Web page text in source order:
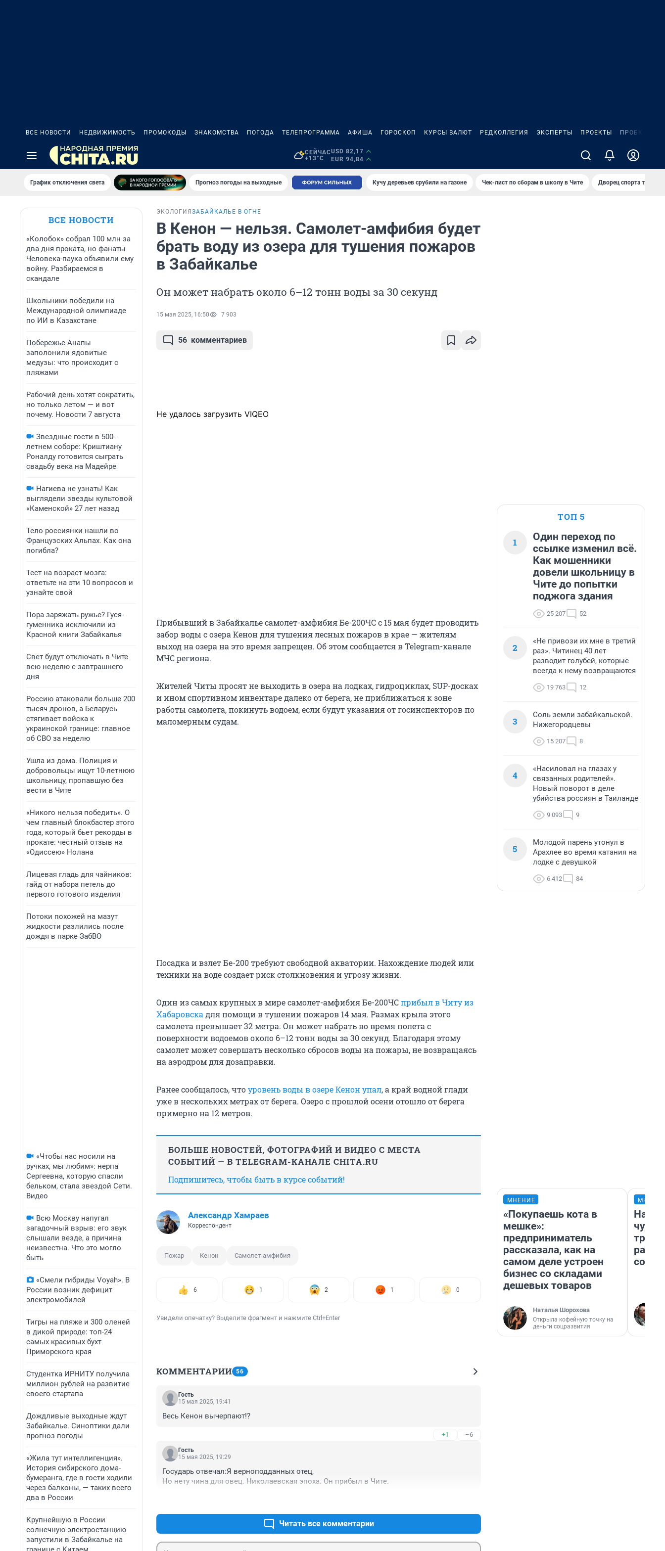
ВСЕ НОВОСТИ НЕДВИЖИМОСТЬ ПРОМОКОДЫ ЗНАКОМСТВА ПОГОДА ТЕЛЕПРОГРАММА АФИША ГОРОСКОП КУРСЫ ВАЛЮТ РЕДКОЛЛЕГИЯ ЭКСПЕРТЫ ПРОЕКТЫ ПРОБКИ
СЕЙЧАС
+13°C
USD 82,17
EUR 94,84
График отключения света Прогноз погоды на выходные Кучу деревьев срубили на газоне Чек-лист по сборам в школу в Чите Дворец спорта
ВСЕ НОВОСТИ
«Колобок» собрал 100 млн за
два дня проката, но фанаты
Человека-паука объявили ему
войну. Разбираемся в
скандале
Школьники победили на
Международной олимпиаде
по ИИ в Казахстане
Побережье Анапы
заполонили ядовитые
медузы: что происходит с
пляжами
Рабочий день хотят сократить,
но только летом — и вот
почему. Новости 7 августа
Звездные гости в 500-
летнем соборе: Криштиану
Роналду готовится сыграть
свадьбу века на Мадейре
Нагиева не узнать! Как
выглядели звезды культовой
«Каменской» 27 лет назад
Тело россиянки нашли во
Французских Альпах. Как она
погибла?
Тест на возраст мозга:
ответьте на эти 10 вопросов и
узнайте свой
Пора заряжать ружье? Гуся-
гуменника исключили из
Красной книги Забайкалья
Свет будут отключать в Чите
всю неделю с завтрашнего
дня
Россию атаковали больше 200
тысяч дронов, а Беларусь
стягивает войска к
украинской границе: главное
об СВО за неделю
Ушла из дома. Полиция и
добровольцы ищут 10-летнюю
школьницу, пропавшую без
вести в Чите
«Никого нельзя победить». О
чем главный блокбастер этого
года, который бьет рекорды в
прокате: честный отзыв на
«Одиссею» Нолана
Лицевая гладь для чайников:
гайд от набора петель до
первого готового изделия
Потоки похожей на мазут
жидкости разлились после
дождя в парке ЗабВО
«Чтобы нас носили на
ручках, мы любим»: нерпа
Сергеевна, которую спасли
бельком, стала звездой Сети.
Видео
Всю Москву напугал
загадочный взрыв: его звук
слышали везде, а причина
неизвестна. Что это могло
быть
«Смели гибриды Voyah». В
России возник дефицит
электромобилей
Тигры на пляже и 300 оленей
в дикой природе: топ-24
самых красивых бухт
Приморского края
Студентка ИРНИТУ получила
миллион рублей на развитие
своего стартапа
Дождливые выходные ждут
Забайкалье. Синоптики дали
прогноз погоды
«Жила тут интеллигенция».
История сибирского дома-
бумеранга, где в гости ходили
через балконы, — таких всего
два в России
Крупнейшую в России
солнечную электростанцию
запустили в Забайкалье на
ЭКОЛОГИЯ ЗАБАЙКАЛЬЕ В ОГНЕ
В Кенон — нельзя. Самолет-амфибия будет
брать воду из озера для тушения пожаров
в Забайкалье
Он может набрать около 6–12 тонн воды за 30 секунд
15 мая 2025, 16:50 7 903
56 комментариев
Не удалось загрузить VIQEO
Прибывший в Забайкалье самолет-амфибия Бе-200ЧС с 15 маябудет проводить
забор воды с озера Кенон для тушения лесных пожаров в крае — жителям
выход на озера на это время запрещен. Об этом сообщается в Telegram-канале
МЧС региона.
Жителей Читы просят не выходить в озера на лодках, гидроциклах, SUP-досках
и ином спортивном инвентаре далеко от берега, не приближаться к зоне
работы самолета, покинуть водоем, если будут указания от госинспекторов по
маломерным судам.
Посадка и взлет Бе-200 требуют свободной акватории. Нахождение людей или
техники на воде создает риск столкновения и угрозу жизни.
Один из самых крупных в мире самолет-амфибия Бе-200ЧСприбыл в Читу из
Хабаровска для помощи в тушении пожаров 14 мая. Размах крыла этого
самолета превышает 32 метра. Он может набрать во время полета с
поверхности водоемов около 6–12 тонн воды за 30 секунд. Благодаря этому
самолет может совершать несколько сбросов воды на пожары, не возвращаясь
на аэродром для дозаправки.
Ранее сообщалось, чтоуровень воды в озере Кенон упал, а край водной глади
уже в нескольких метрах от берега. Озеро с прошлой осени отошло от берега
примерно на 12 метров.
БОЛЬШЕ НОВОСТЕЙ, ФОТОГРАФИЙ И ВИДЕО С МЕСТА
СОБЫТИЙ — В TELEGRAM-КАНАЛЕ CHITA.RU
Подпишитесь, чтобы быть в курсе событий!
Александр Хамраев
Корреспондент
Пожар Кенон Самолет-амфибия
6 1 2 1 0
Увидели опечатку? Выделите фрагмент и нажмите Ctrl+Enter
КОММЕНТАРИИ 56
Гость
15 мая 2025, 19:41
Весь Кенон вычерпают!?
+1 –6
Гость
15 мая 2025, 19:29
Государь отвечал:Я верноподданных отец,
Но нету чина для овец. Николаевская эпоха. Он прибыл в Чите.
Читать все комментарии
ТОП 5
1
Один переход по
ссылке изменил всё.
Как мошенники
довели школьницу в
Чите до попытки
поджога здания
25 207 52
2
«Не привози их мне в третий
раз». Читинец 40 лет
разводит голубей, которые
всегда к нему возвращаются
19 763 12
3
Соль земли забайкальской.
Нижегородцевы
15 207 8
4
«Насиловал на глазах у
связанных родителей».
Новый поворот в деле
убийства россиян в Таиланде
9 093 9
5
Молодой парень утонул в
Арахлее во время катания на
лодке с девушкой
6 412 84
МНЕНИЕ
«Покупаешь кота в
мешке»:
предприниматель
рассказала, как на
самом деле устроен
бизнес со складами
дешевых товаров
Наталья Шорохова
Открыла кофейную точку на
деньги соцразвития